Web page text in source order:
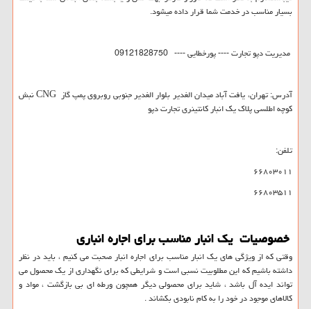
بسیار مناسب در خدمت شما قرار داده میشود.
مدیریت دپو تجارت ---- پورخطایی ---- 09121828750
آدرس: تهران، یافت آباد میدان الغدیر بلوار الغدیر جنوبی روبروی پمپ گاز CNGنبش
کوچه اطلسی پلاک یک انبار کانتینری تجارت دپو
تلفن:
۶۶۸۰۳۰۱۱
۶۶۸۰۳۵۱۱
خصوصیات یک انبار مناسب برای اجاره انباری
وقتی که از ویژگی های یک انبار مناسب برای اجاره انبار صحبت می کنیم ، باید در نظر
داشته باشیم که این مطلوبیت نسبی است و شرایطی که برای نگهداری از یک محصول می
تواند ایده آل باشد ، شاید برای محصولی دیگر همچون ورطه ای بی بازگشت ، مواد و
کالاهای موجود در خود را به کام نابودی بکشاند .